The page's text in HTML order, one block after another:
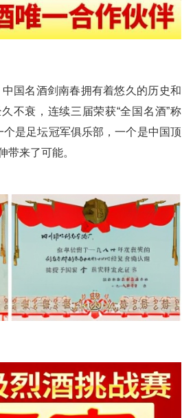
国名酒剑南春拥有着悠久的历史和
不衰，连续三届荣获“全国名酒”称
个是足坛冠军俱乐部，一个是中国顶
带来了可能。